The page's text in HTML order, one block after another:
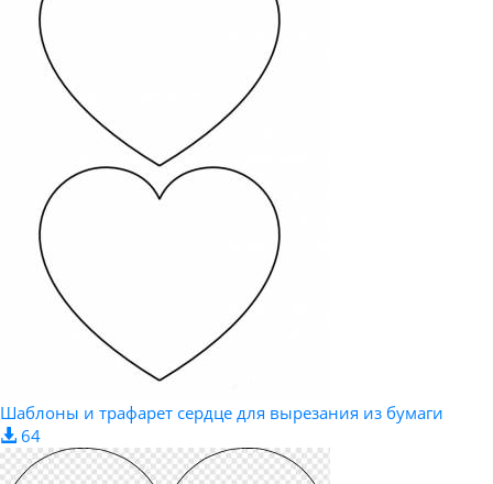
Шаблоны и трафарет сердце для вырезания из бумаги
64